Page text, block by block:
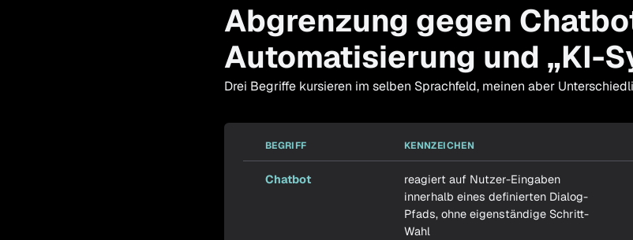
Abgrenzung gegen
Automatisierung und „KI-
Drei Begriffe kursieren im selben Sprachfeld, meinen aber
BEGRIFF KENNZEICHEN
Chatbot
reagiert auf Nutzer-Eingaben
innerhalb eines definierten Dialog-
Pfads, ohne eigenständige Schritt-
Wahl